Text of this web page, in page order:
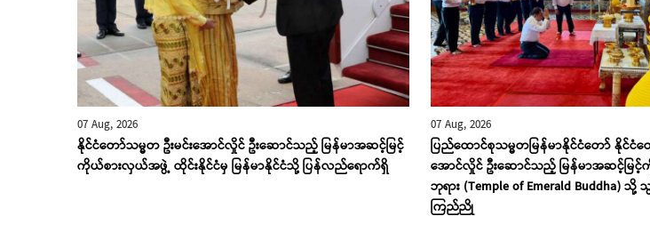
07 Aug, 2026
နိုင်ငံတော်သမ္မတ ဦးမင်းအောင်လှိုင် ဦးဆောင်သည့် မြန်မာအဆင့်မြင့်
ကိုယ်စားလှယ်အဖွဲ့ ထိုင်းနိုင်ငံမှ မြန်မာနိုင်ငံသို့ ပြန်လည်ရောက်ရှိ
07 Aug, 2026
ပြည်ထောင်စုသမ္မတမြန်မာနိုင်ငံတော် နိုင်ငံတ
အောင်လှိုင် ဦးဆောင်သည့် မြန်မာအဆင့်မြ
ဘုရား (Temple of Emerald Buddha) သို့
ကြည်ညို